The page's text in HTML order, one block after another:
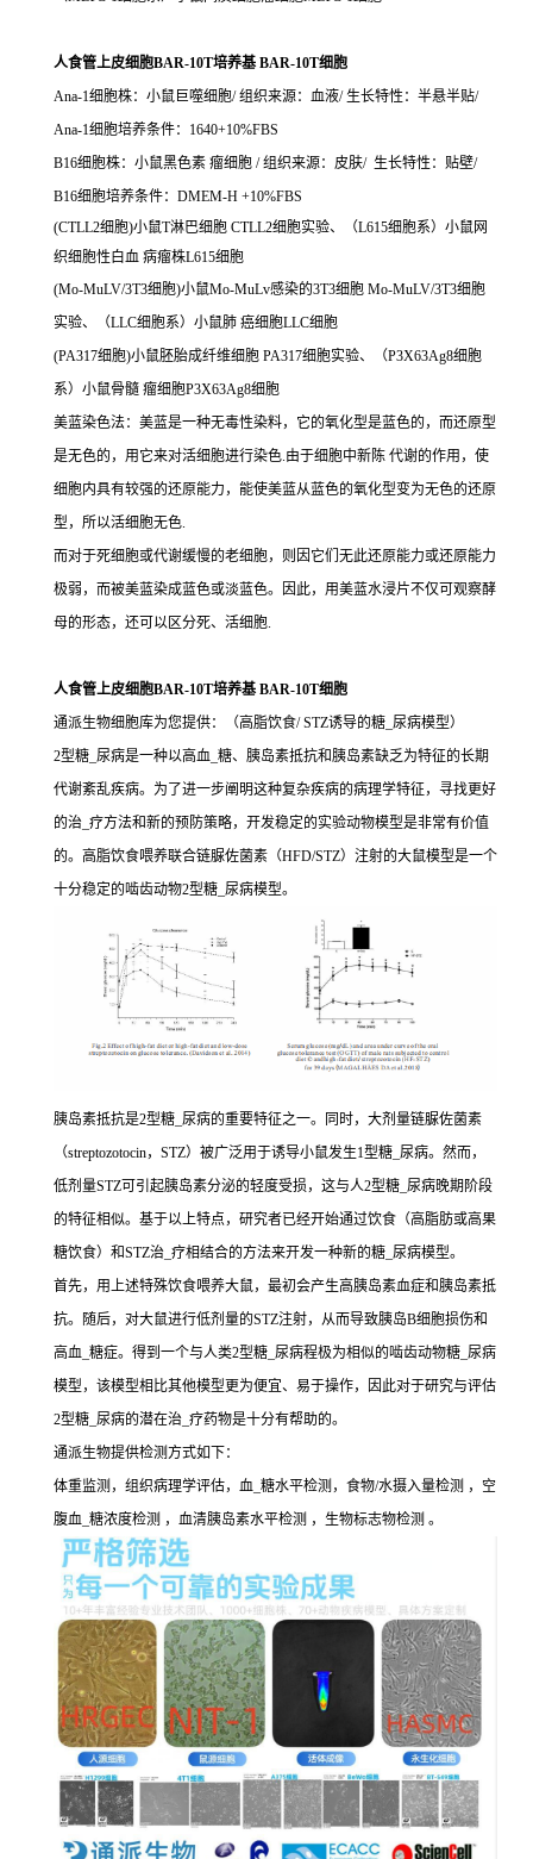
人食管上皮细胞BAR-10T培养基 BAR-10T细胞
Ana-1细胞株：小鼠巨噬细胞/ 组织来源：血液/ 生长特性：半悬半贴/
Ana-1细胞培养条件：1640+10%FBS
B16细胞株：小鼠黑色素 瘤细胞 / 组织来源：皮肤/ 生长特性：贴壁/
B16细胞培养条件：DMEM-H +10%FBS
(CTLL2细胞)小鼠T淋巴细胞 CTLL2细胞实验、（L615细胞系）小鼠网
织细胞性白血 病瘤株L615细胞
(Mo-MuLV/3T3细胞)小鼠Mo-MuLv感染的3T3细胞 Mo-MuLV/3T3细胞
实验、（LLC细胞系）小鼠肺 癌细胞LLC细胞
(PA317细胞)小鼠胚胎成纤维细胞 PA317细胞实验、（P3X63Ag8细胞
系）小鼠骨髓 瘤细胞P3X63Ag8细胞
美蓝染色法：美蓝是一种无毒性染料，它的氧化型是蓝色的，而还原型
是无色的，用它来对活细胞进行染色.由于细胞中新陈 代谢的作用，使
细胞内具有较强的还原能力，能使美蓝从蓝色的氧化型变为无色的还原
型，所以活细胞无色.
而对于死细胞或代谢缓慢的老细胞，则因它们无此还原能力或还原能力
极弱，而被美蓝染成蓝色或淡蓝色。因此，用美蓝水浸片不仅可观察酵
母的形态，还可以区分死、活细胞.
人食管上皮细胞BAR-10T培养基 BAR-10T细胞
通派生物细胞库为您提供：（高脂饮食/ STZ诱导的糖_尿病模型）
2型糖_尿病是一种以高血_糖、胰岛素抵抗和胰岛素缺乏为特征的长期
代谢紊乱疾病。为了进一步阐明这种复杂疾病的病理学特征，寻找更好
的治_疗方法和新的预防策略，开发稳定的实验动物模型是非常有价值
的。高脂饮食喂养联合链脲佐菌素（HFD/STZ）注射的大鼠模型是一个
十分稳定的啮齿动物2型糖_尿病模型。
胰岛素抵抗是2型糖_尿病的重要特征之一。同时，大剂量链脲佐菌素
（streptozotocin，STZ）被广泛用于诱导小鼠发生1型糖_尿病。然而，
低剂量STZ可引起胰岛素分泌的轻度受损，这与人2型糖_尿病晚期阶段
的特征相似。基于以上特点，研究者已经开始通过饮食（高脂肪或高果
糖饮食）和STZ治_疗相结合的方法来开发一种新的糖_尿病模型。
首先，用上述特殊饮食喂养大鼠，最初会产生高胰岛素血症和胰岛素抵
抗。随后，对大鼠进行低剂量的STZ注射，从而导致胰岛B细胞损伤和
高血_糖症。得到一个与人类2型糖_尿病程极为相似的啮齿动物糖_尿病
模型，该模型相比其他模型更为便宜、易于操作，因此对于研究与评估
2型糖_尿病的潜在治_疗药物是十分有帮助的。
通派生物提供检测方式如下：
体重监测，组织病理学评估，血_糖水平检测，食物/水摄入量检测 ，空
腹血_糖浓度检测 ，血清胰岛素水平检测 ，生物标志物检测 。